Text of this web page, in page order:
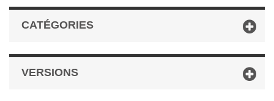
CATÉGORIES
VERSIONS